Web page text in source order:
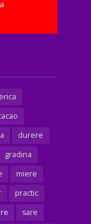
durere
gradina
miere
practic
sare